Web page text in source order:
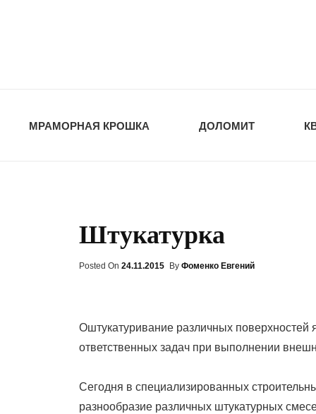
МРАМОРНАЯ КРОШКА ДОЛОМИТ
Штукатурка
Posted On Posted
24.11.2015 By Фоменко Евгений
Оштукатуривание различных поверхностей
ответственных задач при выполнении
Сегодня в специализированных
разнообразие различных штукатурных